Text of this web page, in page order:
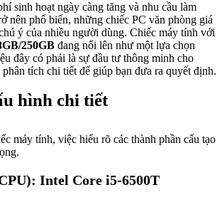
sinh hoạt ngày càng tăng và nhu cầu làm
nên phổ biến, những chiếc PC văn phòng giá
ý của nhiều người dùng. Chiếc máy tính với
250GB đang nổi lên như một lựa chọn
đây có phải là sự đầu tư thông minh cho
tích chi tiết để giúp bạn đưa ra quyết định.
hình chi tiết
máy tính, việc hiểu rõ các thành phần cấu tạo
Intel Core i5-6500T